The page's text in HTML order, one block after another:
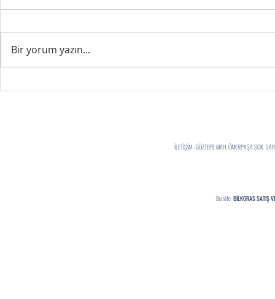
ELALEMİ MUTLU EDERKEN...
Bir yorum yazın...
İLETİŞİM : GÖZTEPE MAH. ÖMERPAŞA
Bu siteBİLKORAS SATIŞ